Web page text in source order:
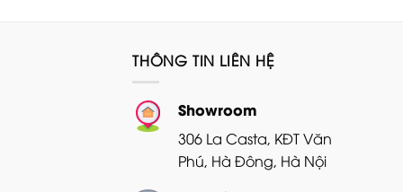
THÔNG TIN LIÊN HỆ
Showroom
306 La Casta, KĐT Văn
Phú, Hà Đông, Hà Nội